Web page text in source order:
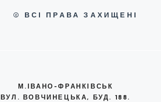
© ВСІ ПРАВА ЗАХИЩЕНІ
М.ІВАНО-ФРАНКІВСЬК
ВУЛ. ВОВЧИНЕЦЬКА, БУД. 188.